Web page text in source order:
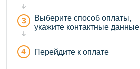
Выберите способ оплаты,
укажите контактные данные
Перейдите к оплате